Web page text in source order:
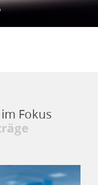
Fokus